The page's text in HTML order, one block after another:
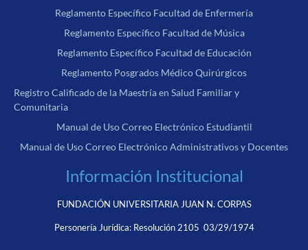
Reglamento Específico Facultad de Enfermería
Reglamento Específico Facultad de Música
Reglamento Específico Facultad de Educación
Reglamento Posgrados Médico Quirúrgicos
Registro Calificado de la Maestría en Salud Familiar y
Comunitaria
Manual de Uso Correo Electrónico Estudiantil
Manual de Uso Correo Electrónico Administrativos y Docentes
Información Institucional
FUNDACIÓN UNIVERSITARIA JUAN N. CORPAS
Personería Jurídica: Resolución 2105 03/29/1974